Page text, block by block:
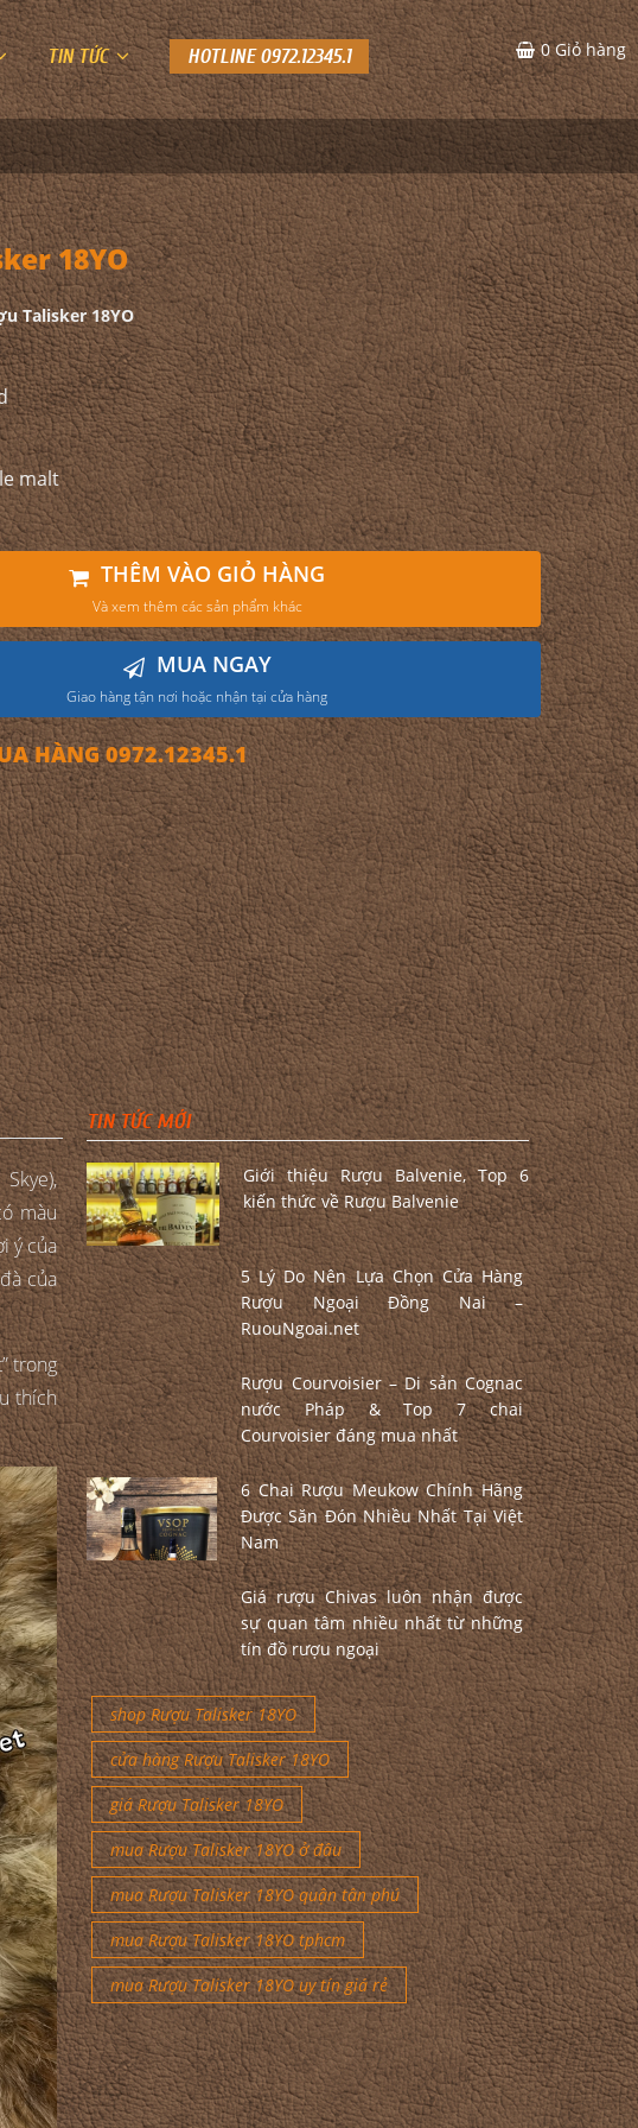
TIN TỨC HOTLINE 0972.12345.1 0 Giỏ hàng
18YO
Talisker 18YO
malt
THÊM VÀO GIỎ HÀNG
Và xem thêm các sản phẩm khác
MUA NGAY
Giao hàng tận nơi hoặc nhận tại cửa hàng
HÀNG 0972.12345.1
màu
ý của
của
trong
thích
TIN TỨC MỚI
Giới thiệu Rượu Balvenie, Top 6
kiến thức về Rượu Balvenie
5 Lý Do Nên Lựa Chọn Cửa Hàng
Rượu Ngoại Đồng Nai –
RuouNgoai.net
Rượu Courvoisier – Di sản Cognac
nước Pháp & Top 7 chai
Courvoisier đáng mua nhất
6 Chai Rượu Meukow Chính Hãng
Được Săn Đón Nhiều Nhất Tại Việt
Nam
Giá rượu Chivas luôn nhận được
sự quan tâm nhiều nhất từ những
tín đồ rượu ngoại
shop Rượu Talisker 18YO
cửa hàng Rượu Talisker 18YO
giá Rượu Talisker 18YO
mua Rượu Talisker 18YO ở đâu
mua Rượu Talisker 18YO quận tân phú
mua Rượu Talisker 18YO tphcm
mua Rượu Talisker 18YO uy tín giá rẻ